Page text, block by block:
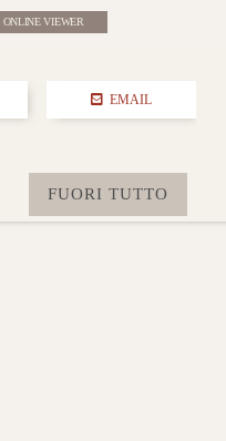
ONLINE VIEWER
EMAIL
FUORI TUTTO